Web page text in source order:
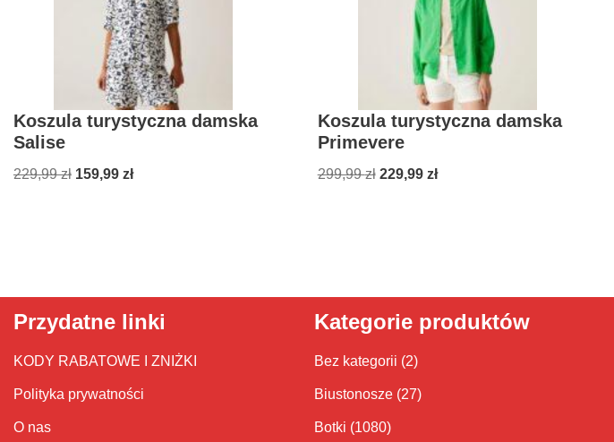
Koszula turystyczna damska
Salise
229,99zł 159,99 zł
Koszula turystyczna damska
Primevere
299,99zł 229,99 zł
Przydatne linki
KODY RABATOWE I ZNIŻKI
Polityka prywatności
O nas
Kategorie produktów
Bez kategorii (2)
Biustonosze (27)
Botki (1080)